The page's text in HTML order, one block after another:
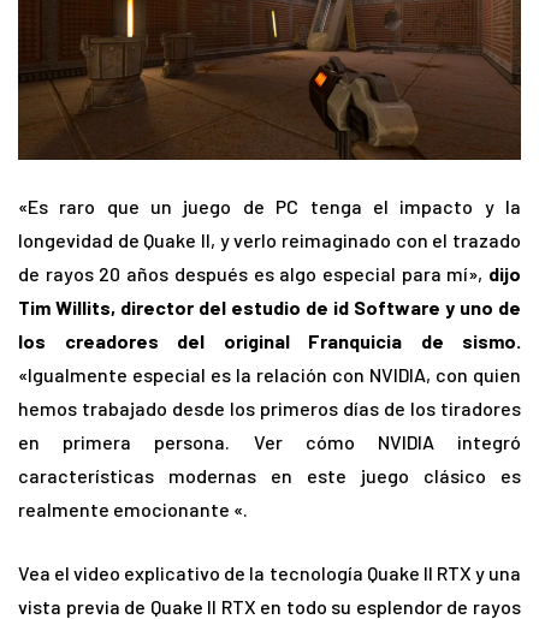
«Es raro que un juego de PC tenga el impacto y la
longevidad de Quake II, y verlo reimaginado con el trazado
de rayos 20 años después es algo especial para mí», dijo
Tim Willits, director del estudio de id Software y uno de
los creadores del original Franquicia de sismo.
«Igualmente especial es la relación con NVIDIA, con quien
hemos trabajado desde los primeros días de los tiradores
en primera persona. Ver cómo NVIDIA integró
características modernas en este juego clásico es
realmente emocionante «.
Vea el video explicativo de la tecnología Quake II RTX y una
vista previa de Quake II RTX en todo su esplendor de rayos